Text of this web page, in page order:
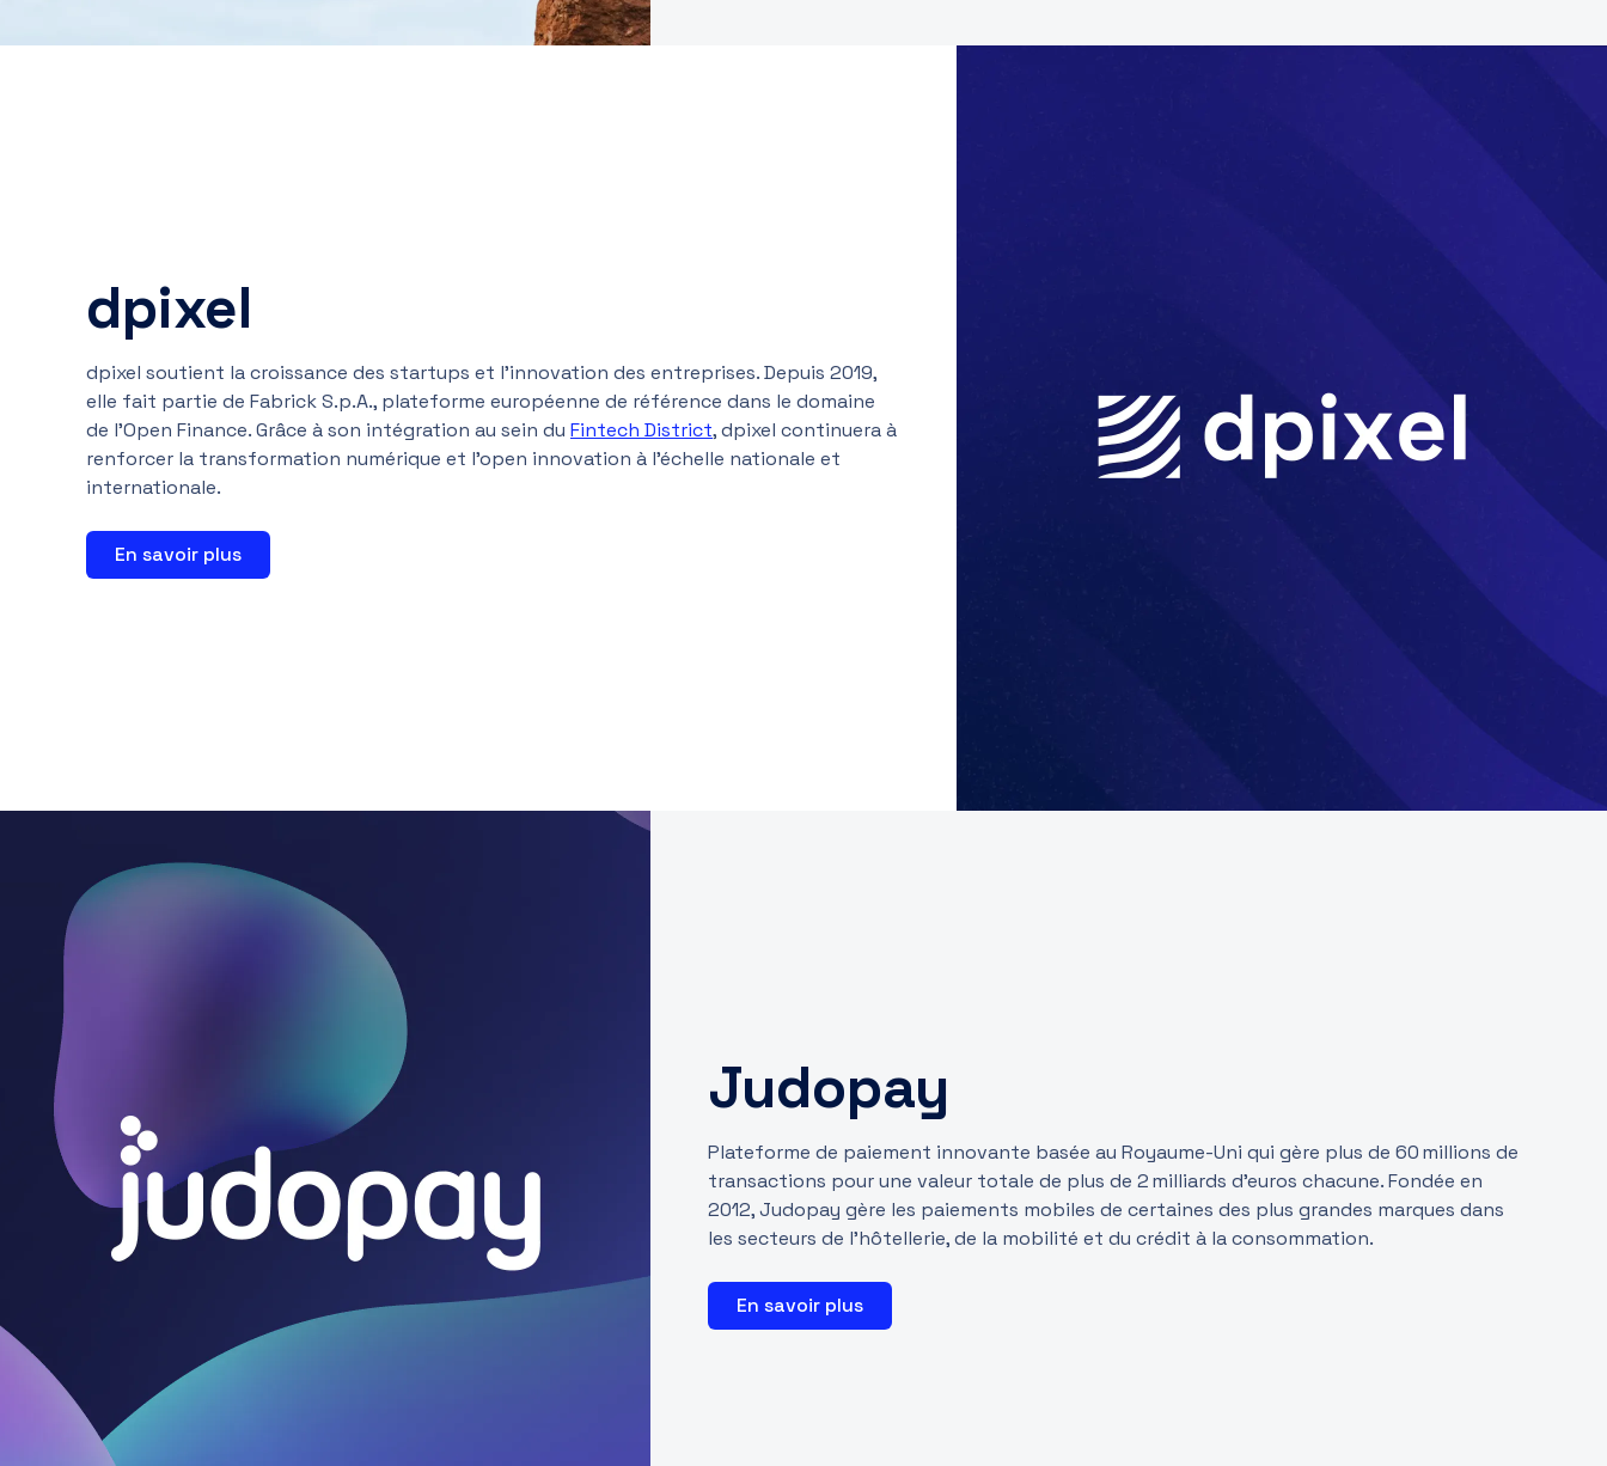
dpixel
dpixel soutient la croissance des startups et l’innovation des entreprises. Depuis 2019,
elle fait partie de Fabrick S.p.A., plateforme européenne de référence dans le domaine
de l’Open Finance. Grâce à son intégration au sein du Fintech District, dpixel continuera à
renforcer la transformation numérique et l’open innovation à l’échelle nationale et
internationale.
En savoir plus
Judopay
Plateforme de paiement innovante basée au Royaume-Uni qui gère plus de 60 millions de
transactions pour une valeur totale de plus de 2 milliards d’euros chacune. Fondée en
2012, Judopay gère les paiements mobiles de certaines des plus grandes marques dans
les secteurs de l’hôtellerie, de la mobilité et du crédit à la consommation.
En savoir plus